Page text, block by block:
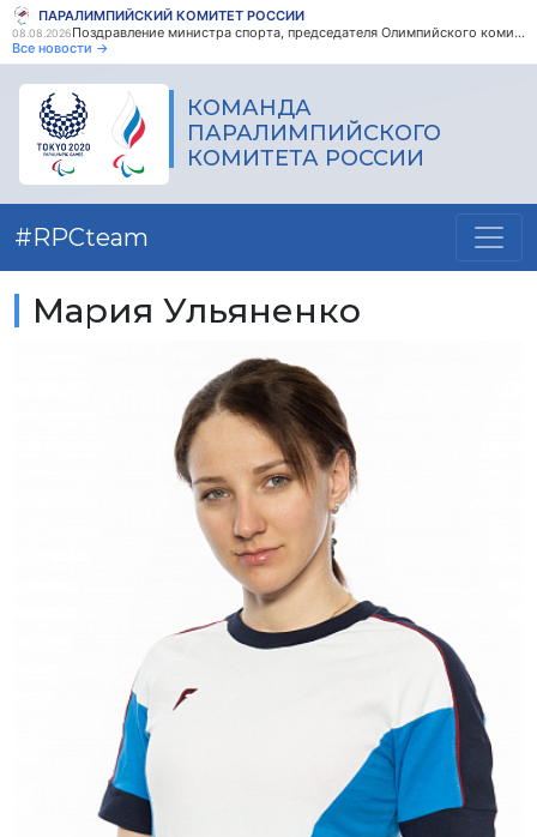
ПАРАЛИМПИЙСКИЙ КОМИТЕТ РОССИИ
08.08.2026
Поздравление министра спорта, председателя Олимпийского комитета России М.В. Дегтярева с Днем физкультурника
Все новости →
КОМАНДА
ПАРАЛИМПИЙСКОГО
КОМИТЕТА РОССИИ
#RPCteam
Мария Ульяненко